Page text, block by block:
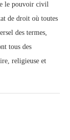
le pouvoir civil
de droit où toutes
des termes,
tous des
religieuse et